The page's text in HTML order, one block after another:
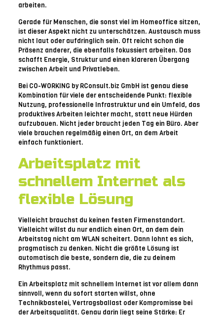
arbeiten.
Gerade für Menschen, die sonst viel im Homeoffice sitzen,
ist dieser Aspekt nicht zu unterschätzen. Austausch muss
nicht laut oder aufdringlich sein. Oft reicht schon die
Präsenz anderer, die ebenfalls fokussiert arbeiten. Das
schafft Energie, Struktur und einen klareren Übergang
zwischen Arbeit und Privatleben.
Bei CO-WORKING by RConsult.biz GmbH ist genau diese
Kombination für viele der entscheidende Punkt: flexible
Nutzung, professionelle Infrastruktur und ein Umfeld, das
produktives Arbeiten leichter macht, statt neue Hürden
aufzubauen. Nicht jeder braucht jeden Tag ein Büro. Aber
viele brauchen regelmäßig einen Ort, an dem Arbeit
einfach funktioniert.
Arbeitsplatz mit
schnellem Internet als
flexible Lösung
Vielleicht brauchst du keinen festen Firmenstandort.
Vielleicht willst du nur endlich einen Ort, an dem dein
Arbeitstag nicht am WLAN scheitert. Dann lohnt es sich,
pragmatisch zu denken. Nicht die größte Lösung ist
automatisch die beste, sondern die, die zu deinem
Rhythmus passt.
Ein Arbeitsplatz mit schnellem Internet ist vor allem dann
sinnvoll, wenn du sofort starten willst, ohne
Technikbastelei, Vertragsballast oder Kompromisse bei
der Arbeitsqualität. Genau darin liegt seine Stärke: Er